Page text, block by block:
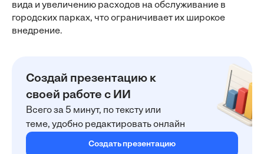
вида и увеличению расходов на обслуживание в
городских парках, что ограничивает их широкое
внедрение.
Создай презентацию к
своей работе с ИИ
Всего за 5 минут, по тексту или
теме, удобно редактировать онлайн
Создать презентацию